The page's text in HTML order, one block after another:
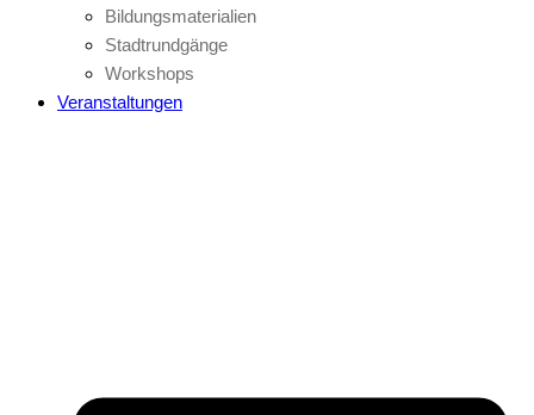
Bildungsmaterialien
Stadtrundgänge
Workshops
Veranstaltungen